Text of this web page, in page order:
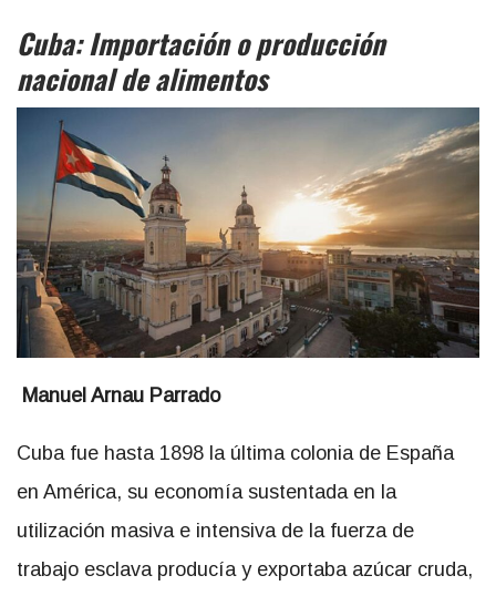
Cuba: Importación o producción
nacional de alimentos
Manuel Arnau Parrado
Cuba fue hasta 1898 la última colonia de España
en América, su economía sustentada en la
utilización masiva e intensiva de la fuerza de
trabajo esclava producía y exportaba azúcar cruda,